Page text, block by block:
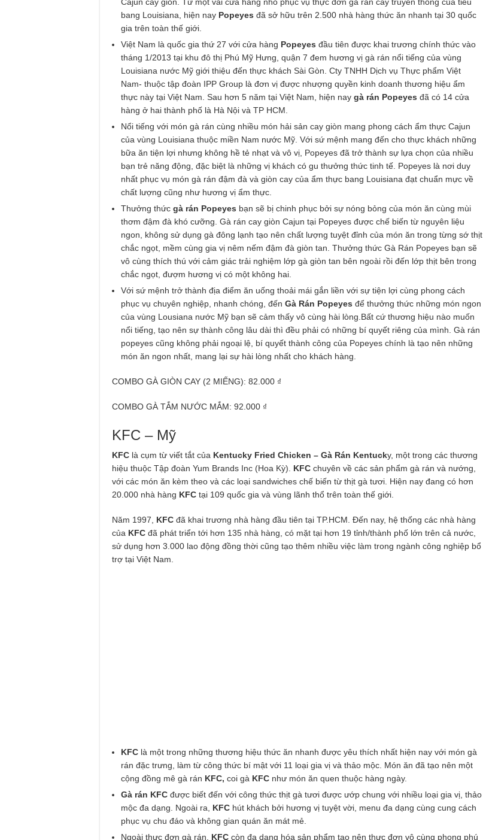
bang Louisiana, hiện nay Popeyes đã sở hữu trên 2.500 nhà hàng thức ăn nhanh tại 30 quốc
gia trên toàn thế giới.
Việt Nam là quốc gia thứ 27 với cửa hàng Popeyes đầu tiên được khai trương chính thức vào
tháng 1/2013 tại khu đô thị Phú Mỹ Hưng, quận 7 đem hương vị gà rán nổi tiếng của vùng
Louisiana nước Mỹ giới thiệu đến thực khách Sài Gòn. Cty TNHH Dịch vụ Thực phẩm Việt
Nam- thuộc tập đoàn IPP Group là đơn vị được nhượng quyền kinh doanh thương hiệu ẩm
thực này tại Việt Nam. Sau hơn 5 năm tại Việt Nam, hiện nay gà rán Popeyes đã có 14 cửa
hàng ở hai thành phố là Hà Nội và TP HCM.
Nổi tiếng với món gà rán cùng nhiều món hải sản cay giòn mang phong cách ẩm thực Cajun
của vùng Louisiana thuộc miền Nam nước Mỹ. Với sứ mệnh mang đến cho thực khách những
bữa ăn tiện lợi nhưng không hề tẻ nhạt và vô vị, Popeyes đã trở thành sự lựa chọn của nhiều
bạn trẻ năng động, đặc biệt là những vị khách có gu thưởng thức tinh tế. Popeyes là nơi duy
nhất phục vụ món gà rán đậm đà và giòn cay của ẩm thực bang Louisiana đạt chuẩn mực về
chất lượng cũng như hương vị ẩm thực.
Thưởng thức gà rán Popeyes bạn sẽ bị chinh phục bởi sự nóng bỏng của món ăn cùng mùi
thơm đậm đà khó cưỡng. Gà rán cay giòn Cajun tại Popeyes được chế biến từ nguyên liệu
ngon, không sử dụng gà đông lạnh tạo nên chất lượng tuyệt đỉnh của món ăn trong từng sớ thịt
chắc ngọt, mềm cùng gia vị nêm nếm đậm đà giòn tan. Thưởng thức Gà Rán Popeyes bạn sẽ
vô cùng thích thú với cảm giác trải nghiệm lớp gà giòn tan bên ngoài rồi đến lớp thịt bên trong
chắc ngọt, đượm hương vị có một không hai.
Với sứ mệnh trở thành địa điểm ăn uống thoải mái gắn liền với sự tiện lợi cùng phong cách
phục vụ chuyên nghiệp, nhanh chóng, đến Gà Rán Popeyes để thưởng thức những món ngon
của vùng Lousiana nước Mỹ bạn sẽ cảm thấy vô cùng hài lòng.Bất cứ thương hiệu nào muốn
nổi tiếng, tạo nên sự thành công lâu dài thì đều phải có những bí quyết riêng của mình. Gà rán
popeyes cũng không phải ngoại lệ, bí quyết thành công của Popeyes chính là tạo nên những
món ăn ngon nhất, mang lại sự hài lòng nhất cho khách hàng.
COMBO GÀ GIÒN CAY (2 MIẾNG): 82.000 ₫
COMBO GÀ TẮM NƯỚC MẮM: 92.000 ₫
KFC – Mỹ
KFC là cụm từ viết tắt của Kentucky Fried Chicken – Gà Rán Kentucky, một trong các thương
hiệu thuộc Tập đoàn Yum Brands Inc (Hoa Kỳ). KFC chuyên về các sản phẩm gà rán và nướng,
với các món ăn kèm theo và các loại sandwiches chế biến từ thịt gà tươi. Hiện nay đang có hơn
20.000 nhà hàng KFC tại 109 quốc gia và vùng lãnh thổ trên toàn thế giới.
Năm 1997, KFC đã khai trương nhà hàng đầu tiên tại TP.HCM. Đến nay, hệ thống các nhà hàng
của KFC đã phát triển tới hơn 135 nhà hàng, có mặt tại hơn 19 tỉnh/thành phố lớn trên cả nước,
sử dụng hơn 3.000 lao động đồng thời cũng tạo thêm nhiều việc làm trong ngành công nghiệp bổ
trợ tại Việt Nam.
KFC là một trong những thương hiệu thức ăn nhanh được yêu thích nhất hiện nay với món gà
rán đặc trưng, làm từ công thức bí mật với 11 loại gia vị và thảo mộc. Món ăn đã tạo nên một
cộng đồng mê gà rán KFC, coi gà KFC như món ăn quen thuộc hàng ngày.
Gà rán KFC được biết đến với công thức thịt gà tươi được ướp chung với nhiều loại gia vị, thảo
mộc đa dạng. Ngoài ra, KFC hút khách bởi hương vị tuyệt vời, menu đa dạng cùng cung cách
phục vụ chu đáo và không gian quán ăn mát mẻ.
Ngoài thực đơn gà rán,
KFC còn đa dạng hóa sản phẩm tạo nên thực đơn vô cùng phong phú